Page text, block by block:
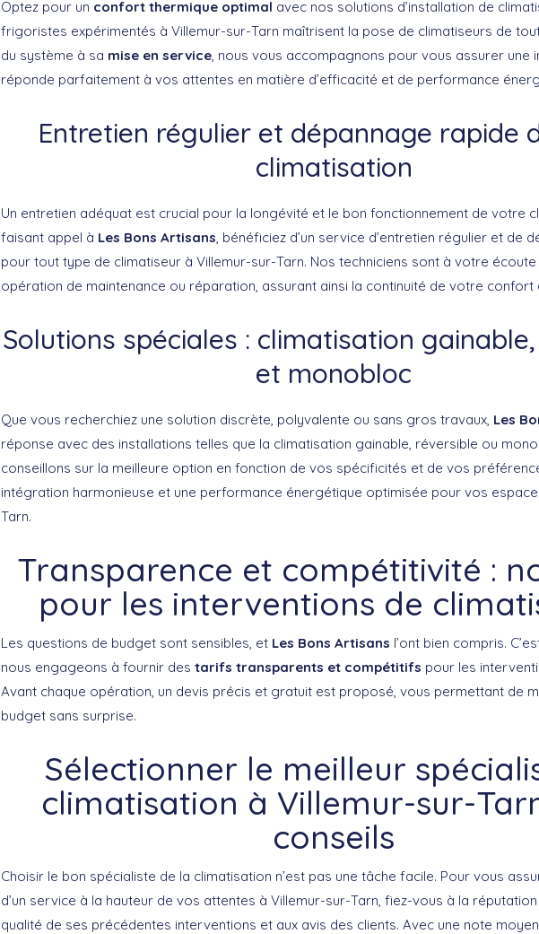
Optez pour un confort thermique optimal avec nos solutions d’installation de
frigoristes expérimentés à Villemur-sur-Tarn maîtrisent la pose de climatiseurs de
du système à sa mise en service, nous vous accompagnons pour vous assurer une
réponde parfaitement à vos attentes en matière d’efficacité et de performance
Entretien régulier et dépannage rapide
climatisation
Un entretien adéquat est crucial pour la longévité et le bon fonctionnement de votre
faisant appel à Les Bons Artisans, bénéficiez d’un service d’entretien régulier et de
pour tout type de climatiseur à Villemur-sur-Tarn. Nos techniciens sont à votre
opération de maintenance ou réparation, assurant ainsi la continuité de votre confort
Solutions spéciales : climatisation
et monobloc
Que vous recherchiez une solution discrète, polyvalente ou sans gros travaux, Les
réponse avec des installations telles que la climatisation gainable, réversible ou
conseillons sur la meilleure option en fonction de vos spécificités et de vos
intégration harmonieuse et une performance énergétique optimisée pour vos
Tarn.
Transparence et compétitivité :
pour les interventions de
Les questions de budget sont sensibles, et Les Bons Artisans l’ont bien compris.
nous engageons à fournir des tarifs transparents et compétitifs pour les
Avant chaque opération, un devis précis et gratuit est proposé, vous permettant de
budget sans surprise.
Sélectionner le meilleur
climatisation à Villemur-sur-
conseils
Choisir le bon spécialiste de la climatisation n’est pas une tâche facile. Pour vous
d’un service à la hauteur de vos attentes à Villemur-sur-Tarn, fiez-vous à la réputation
qualité de ses précédentes interventions et aux avis des clients. Avec une note